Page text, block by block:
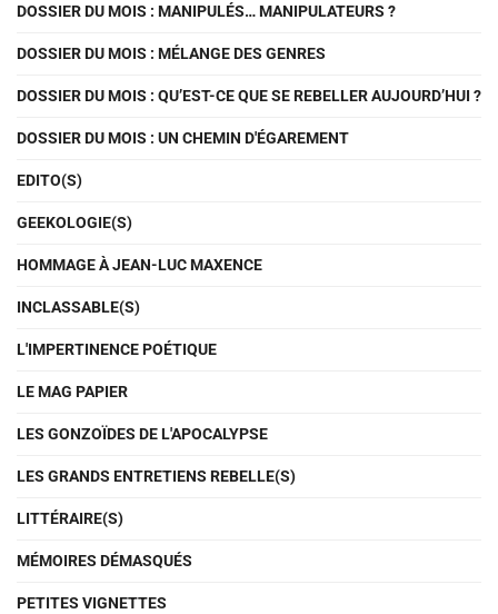
DOSSIER DU MOIS : MANIPULÉS… MANIPULATEURS ?
DOSSIER DU MOIS : MÉLANGE DES GENRES
DOSSIER DU MOIS : QU’EST-CE QUE SE REBELLER AUJOURD’HUI ?
DOSSIER DU MOIS : UN CHEMIN D'ÉGAREMENT
EDITO(S)
GEEKOLOGIE(S)
HOMMAGE À JEAN-LUC MAXENCE
INCLASSABLE(S)
L'IMPERTINENCE POÉTIQUE
LE MAG PAPIER
LES GONZOÏDES DE L'APOCALYPSE
LES GRANDS ENTRETIENS REBELLE(S)
LITTÉRAIRE(S)
MÉMOIRES DÉMASQUÉS
PETITES VIGNETTES